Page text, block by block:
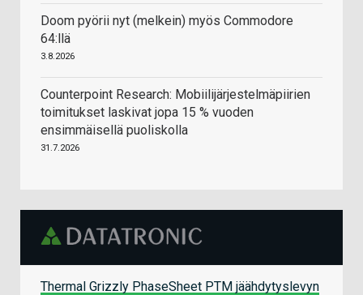
Doom pyörii nyt (melkein) myös Commodore
64:llä
3.8.2026
Counterpoint Research: Mobiilijärjestelmäpiirien
toimitukset laskivat jopa 15 % vuoden
ensimmäisellä puoliskolla
31.7.2026
Thermal Grizzly PhaseSheet PTM jäähdytyslevyn